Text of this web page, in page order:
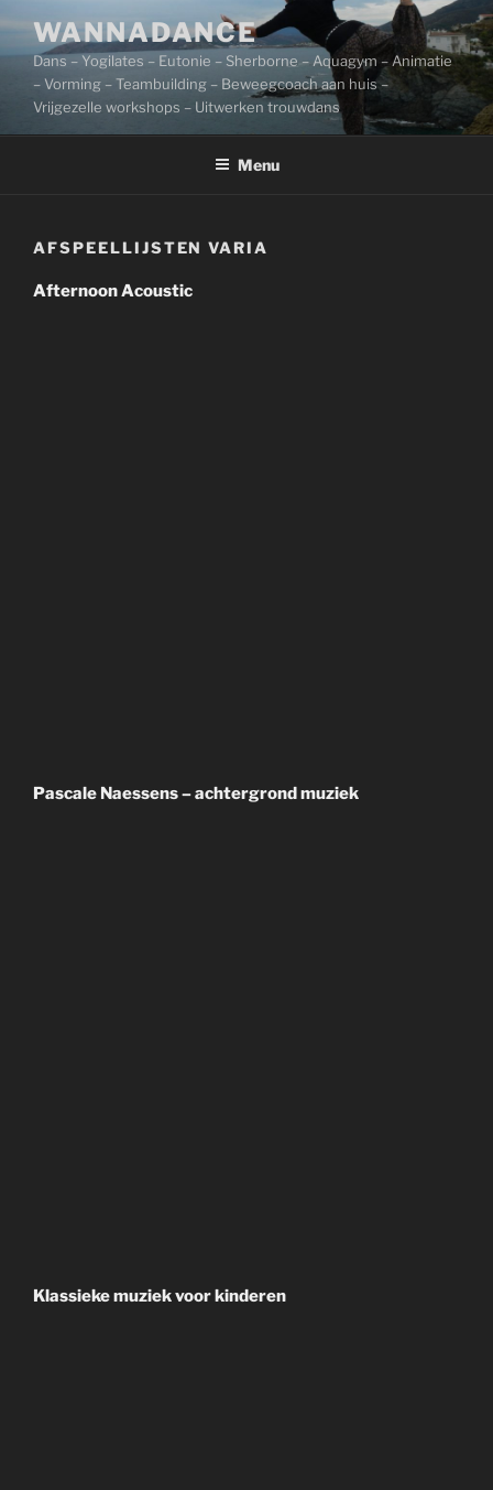
inhoud
WANNADANCE
Dans – Yogilates – Eutonie – Sherborne – Aquagym – Animatie
– Vorming – Teambuilding – Beweegcoach aan huis –
Vrijgezelle workshops – Uitwerken trouwdans
Menu
AFSPEELLIJSTEN VARIA
Afternoon Acoustic
Pascale Naessens – achtergrond muziek
Klassieke muziek voor kinderen